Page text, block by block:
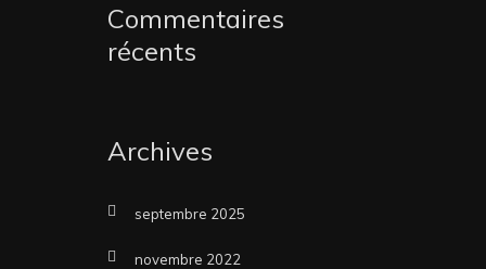
Commentaires
récents
Archives
septembre 2025
novembre 2022